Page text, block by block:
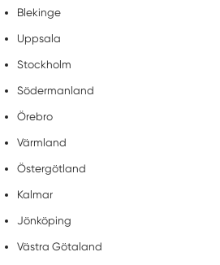
Blekinge
Uppsala
Stockholm
Södermanland
Örebro
Värmland
Östergötland
Kalmar
Jönköping
Västra Götaland